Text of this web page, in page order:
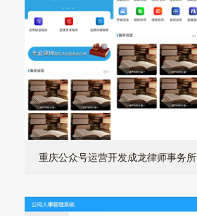
重庆公众号运营开发成龙律师事务所